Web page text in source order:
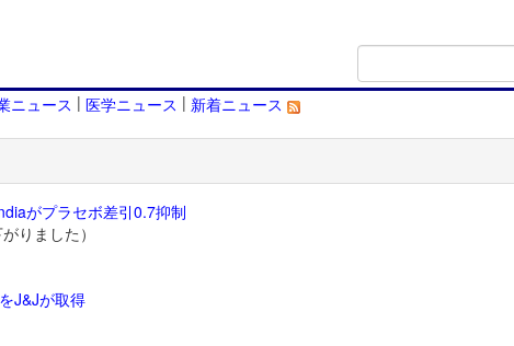
ニュース | 医学ニュース | 新着ニュース
がプラセボ差引0.7抑制
りました）
J&Jが取得